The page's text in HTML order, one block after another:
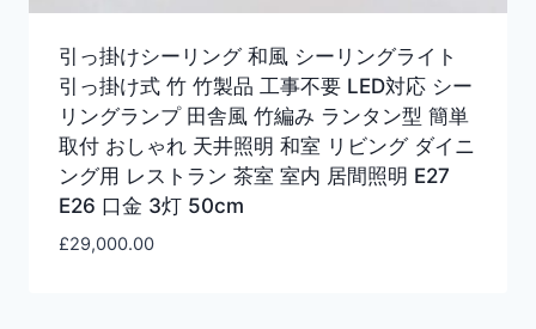
引っ掛けシーリング 和風 シーリングライト
引っ掛け式 竹 竹製品 工事不要 LED対応 シー
リングランプ 田舎風 竹編み ランタン型 簡単
取付 おしゃれ 天井照明 和室 リビング ダイニ
ング用 レストラン 茶室 室内 居間照明 E27
E26 口金 3灯 50cm
£29,000.00